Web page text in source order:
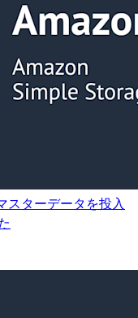
スターデータを投入